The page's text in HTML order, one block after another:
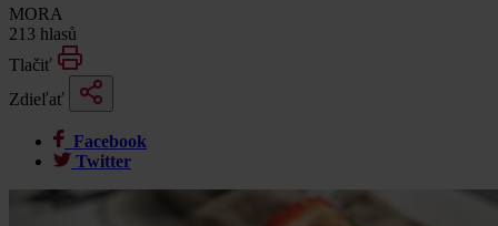
MORA
213 hlasů
Tlačiť
Zdieľať
Facebook
Twitter